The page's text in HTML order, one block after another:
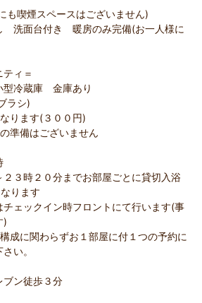
煙スペースはございません)
台付き 暖房のみ完備(お一人様に
ィ＝
蔵庫 金庫あり
シ)
ます(３００円)
はございません
３時２０分までお部屋ごとに貸切入浴
ります
ェックイン時フロントにて行います(事
)
に関わらずお１部屋に付１つの予約に
い。
ン徒歩３分